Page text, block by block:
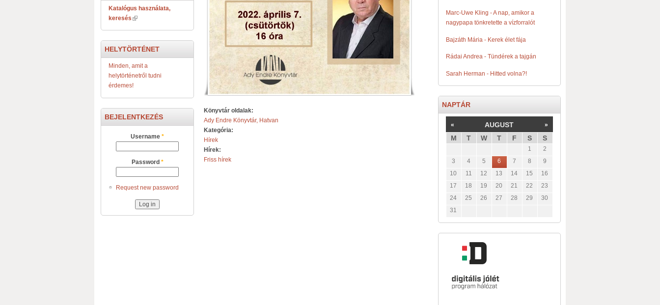
Könyvtár oldalak:
Ady Endre Könyvtár, Hatvan
Kategória:
Hírek
Hírek:
Friss hírek
Katalógus használata,
keresés
HELYTÖRTÉNET
Minden, amit a
helytörténetről tudni
érdemes!
BEJELENTKEZÉS
Username *
Password *
Request new password
Marc-Uwe Kling - A ​nap, amikor a
nagypapa tönkretette a vízforralót
Bajzáth Mária - Kerek ​élet fája
Rádai Andrea - Tündérek ​a tajgán
Sarah Herman - Hitted ​volna?!
NAPTÁR
AUGUST
« »
M T W T F S S
1
2
3
4 5 6 7 8
9
10
11 12 13 14 15
16
17
18 19 20 21 22
23
24
25 26 27 28 29
30
31